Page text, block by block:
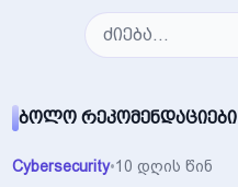
ᲑᲝᲚᲝ ᲠᲔᲙᲝᲛᲔᲜᲓᲐᲪᲘᲔᲑᲘ
Cybersecurity•10 დღის წინ